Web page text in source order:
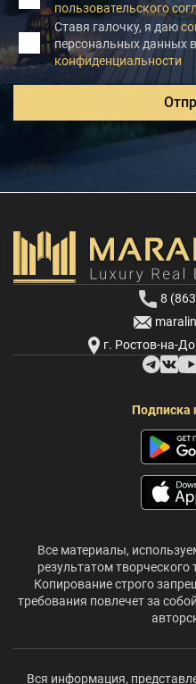
пользовательского
Ставя галочку, я даю
персональных данных
конфиденциальности
8
г. Ростов-на-
Подписка
Все материалы,
результатом творческого
Копирование строго
требования повлечет за
Вся информация,